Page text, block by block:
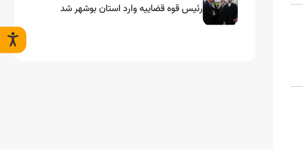
رئیس قوه قضاییه وارد استان بوشهر شد